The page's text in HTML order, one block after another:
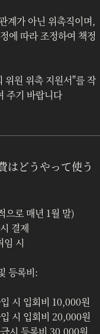
계가 아닌 위촉직이며,
에 따라 조정하여 책정
위원 위촉 지원서"를 작
주기 바랍니다
はどうやって使う
으로 매년 1월 말)
결제
임 시
등록비:
시 입회비 10,000원
시 입회비 20,000원